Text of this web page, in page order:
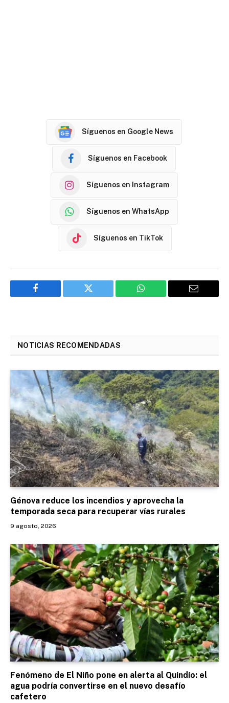
Síguenos en Google News
Síguenos en Facebook
Síguenos en Instagram
Síguenos en WhatsApp
Síguenos en TikTok
Facebook Twitter WhatsApp Email
NOTICIAS RECOMENDADAS
Génova reduce los incendios y aprovecha la
temporada seca para recuperar vías rurales
9 agosto, 2026
Fenómeno de El Niño pone en alerta al Quindío: el
agua podría convertirse en el nuevo desafío
cafetero